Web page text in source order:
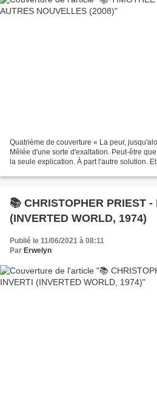
Quatrième de couverture « La peur,
Mêlée d'une sorte d'exaltation. Peut-être
la seule explication. À part l'autre solution.
📚 CHRISTOPHER PRIEST
(INVERTED WORLD, 1974)
Publié le 11/06/2021 à 08:11
Par Erwelyn